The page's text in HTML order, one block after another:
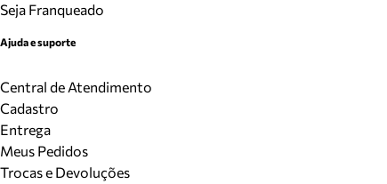
Seja Franqueado
Ajuda e suporte
Central de Atendimento
Cadastro
Entrega
Meus Pedidos
Trocas e Devoluções